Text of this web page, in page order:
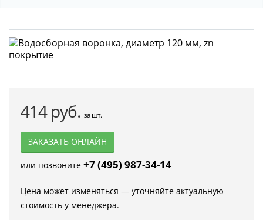
414 руб. за шт.
ЗАКАЗАТЬ ОНЛАЙН
или позвоните +7 (495) 987-34-14
Цена может изменяться — уточняйте актуальную
стоимость у менеджера.